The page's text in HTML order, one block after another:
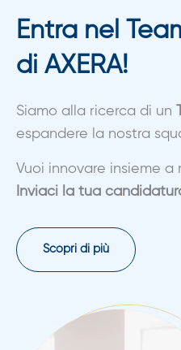
Entra nel
di AXERA!
Siamo alla ricerca di un
espandere la nostra
Vuoi innovare insieme a
Inviaci la tua
Scopri di più